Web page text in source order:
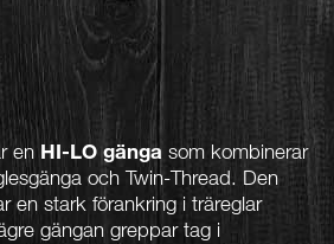
en HI-LO gänga som kombinerar
och Twin-Thread. Den
en stark förankring i träreglar
gängan greppar tag i